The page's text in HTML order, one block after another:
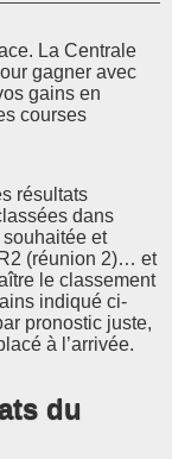
La Centrale
gagner avec
gains en
courses
résultats
dans
souhaitée et
(réunion 2)… et
le classement
indiqué ci-
pronostic juste,
à l’arrivée.
du